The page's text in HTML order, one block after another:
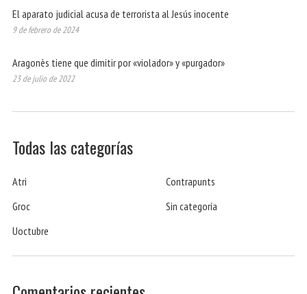
El aparato judicial acusa de terrorista al Jesús inocente
9 de febrero de 2024
Aragonès tiene que dimitir por «violador» y «purgador»
23 de julio de 2022
Todas las categorías
Atri
Contrapunts
Groc
Sin categoría
Uoctubre